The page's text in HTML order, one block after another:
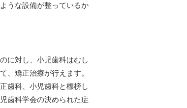
うな設備が整っているか
に対し、小児歯科はむし
、矯正治療が行えます。
歯科、小児歯科と標榜し
歯科学会の決められた症